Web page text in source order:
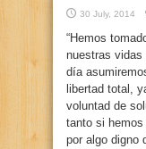
30 July, 2014
“Hemos
nuestras vidas
día
libertad total,
voluntad de
tanto si
por algo digno